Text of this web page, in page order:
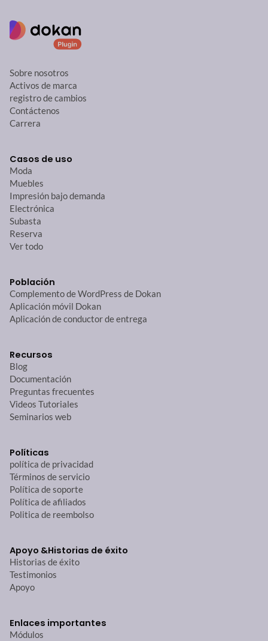
Sobre nosotros
Activos de marca
registro de cambios
Contáctenos
Carrera
Casos de uso
Moda
Muebles
Impresión bajo demanda
Electrónica
Subasta
Reserva
Ver todo
Población
Complemento de WordPress de Dokan
Aplicación móvil Dokan
Aplicación de conductor de entrega
Recursos
Blog
Documentación
Preguntas frecuentes
Videos Tutoriales
Seminarios web
Políticas
política de privacidad
Términos de servicio
Política de soporte
Política de afiliados
Politica de reembolso
Apoyo &Historias de éxito
Historias de éxito
Testimonios
Apoyo
Enlaces importantes
Módulos